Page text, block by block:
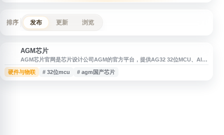
排序 发布 更新 浏览
AGM芯片
AGM芯片官网是芯片设计公司AGM的官方平台，提供AG32 32位MCU、AI
ASIC、可编程SoC及异构MCU芯片相关产品与解决方案信息。网站面向消费
电子、工业控制、AIoT及汽车电子等应用领域，展示基于RISC-V架构的国产
硬件与物联 # 32位mcu # agm国产芯片